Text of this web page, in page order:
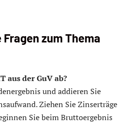
zum Thema
aus der GuV ab?
und addieren Sie
Ziehen Sie Zinserträge
Sie beim Bruttoergebnis